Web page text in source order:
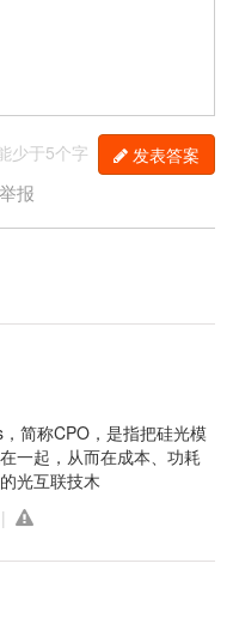
少于5个字
发表答案
举报
简称CPO，是指把硅光模
一起，从而在成本、功耗
光互联技木
|